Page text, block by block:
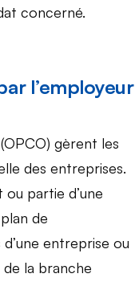
concerné.
l’employeur
(OPCO) gèrent les
des entreprises.
partie d’une
de
entreprise ou
la branche